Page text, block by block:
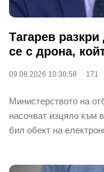
Тагарев
се с дрона,
09.08.2026 10:30:58 171
Министерството на
насочват изцяло към
бил обект на